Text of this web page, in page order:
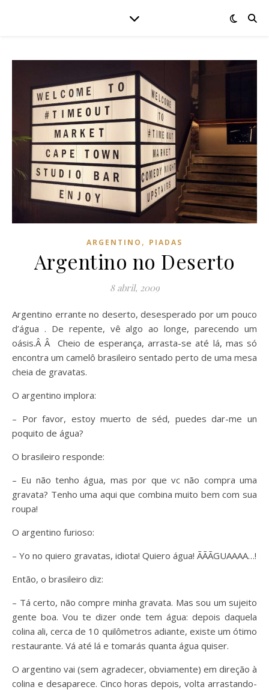
ARGENTINO , PIADAS
Argentino no Deserto
8 abril, 2009
Argentino errante no deserto, desesperado por um pouco
d’água . De repente, vê algo ao longe, parecendo um
oásis.Â Â Cheio de esperança, arrasta-se até lá, mas só
encontra um camelô brasileiro sentado perto de uma mesa
cheia de gravatas.
O argentino implora:
– Por favor, estoy muerto de séd, puedes dar-me un
poquito de água?
O brasileiro responde:
– Eu não tenho água, mas por que vc não compra uma
gravata? Tenho uma aqui que combina muito bem com sua
roupa!
O argentino furioso:
– Yo no quiero gravatas, idiota! Quiero água! ÃÃÃGUAAAA…!
Então, o brasileiro diz:
– Tá certo, não compre minha gravata. Mas sou um sujeito
gente boa. Vou te dizer onde tem água: depois daquela
colina ali, cerca de 10 quilômetros adiante, existe um ótimo
restaurante. Vá até lá e tomarás quanta água quiser.
O argentino vai (sem agradecer, obviamente) em direção à
colina e desaparece. Cinco horas depois, volta arrastando-